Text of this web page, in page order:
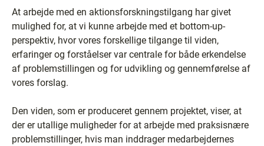
At arbejde med en aktionsforskningstilgang har givet
mulighed for, at vi kunne arbejde med et bottom-up-
perspektiv, hvor vores forskellige tilgange til viden,
erfaringer og forståelser var centrale for både erkendelse
af problemstillingen og for udvikling og gennemførelse af
vores forslag.
Den viden, som er produceret gennem projektet, viser, at
der er utallige muligheder for at arbejde med praksisnære
problemstillinger, hvis man inddrager medarbejdernes